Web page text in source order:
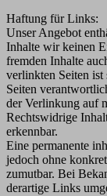
Haftung für Links:
Unser Angebot
Inhalte wir keinen
fremden Inhalte
verlinkten Seiten ist
Seiten
der Verlinkung auf
Rechtswidrige
erkennbar.
Eine permanente
jedoch ohne
zumutbar. Bei
derartige Links